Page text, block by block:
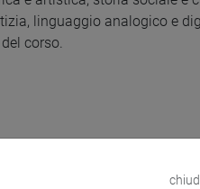
linguaggio analogico e
corso.